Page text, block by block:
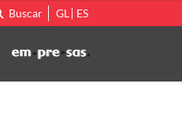
Buscar GL ES